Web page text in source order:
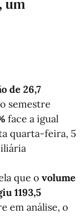
um
de 26,7
semestre
face a igual
quarta-feira, 5
que o volume
1193,5
em análise, o